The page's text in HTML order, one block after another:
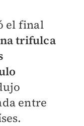
el final
trifulca
entre